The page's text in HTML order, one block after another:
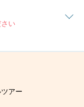
い
アー